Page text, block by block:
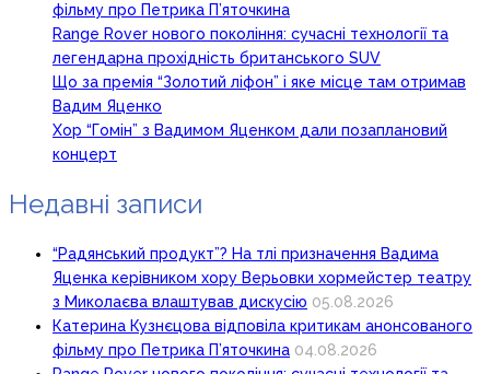
фільму про Петрика П’яточкина
Range Rover нового покоління: сучасні технології та
легендарна прохідність британського SUV
Що за премія “Золотий ліфон” і яке місце там отримав
Вадим Яценко
Хор “Гомін” з Вадимом Яценком дали позаплановий
концерт
Недавні записи
“Радянський продукт”? На тлі призначення Вадима
Яценка керівником хору Верьовки хормейстер театру
з Миколаєва влаштував дискусію 05.08.2026
Катерина Кузнєцова відповіла критикам анонсованого
фільму про Петрика П’яточкина 04.08.2026